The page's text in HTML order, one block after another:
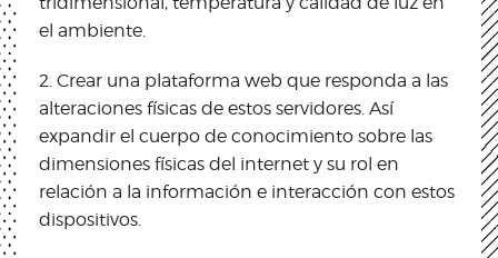
el ambiente.
2. Crear una plataforma web que responda a las
alteraciones físicas de estos servidores. Así
expandir el cuerpo de conocimiento sobre las
dimensiones físicas del internet y su rol en
relación a la información e interacción con estos
dispositivos.